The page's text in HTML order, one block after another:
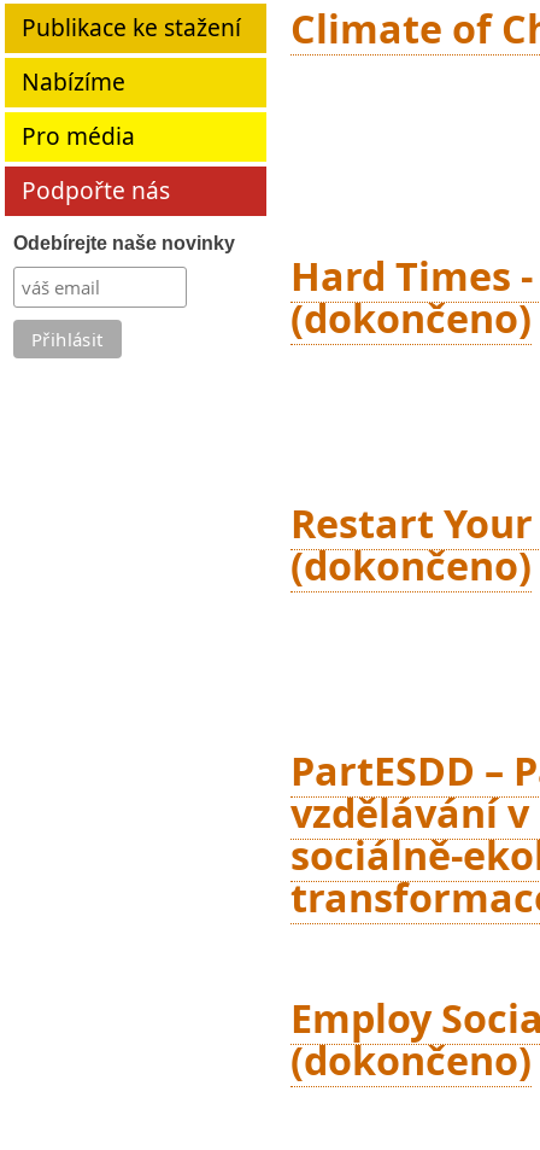
Publikace ke stažení
Nabízíme
Pro média
Podpořte nás
Odebírejte naše novinky
Climate of
Hard Times
(dokončeno)
Restart
(dokončeno)
PartESDD –
vzdělávání
sociálně-
Employ
(dokončeno)